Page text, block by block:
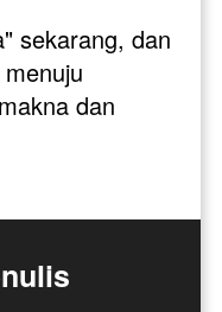
sekarang, dan
dan